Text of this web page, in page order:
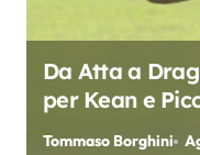
Da Atta a
per Kean e
oscar del
Tommaso Borghini